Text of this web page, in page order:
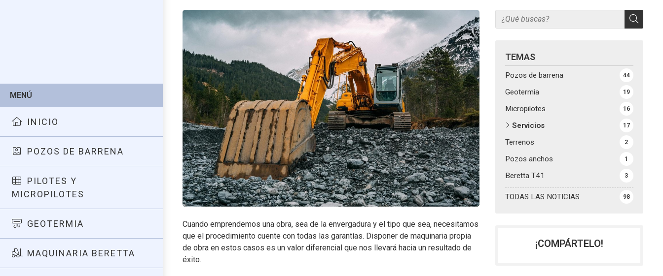
MENÚ
INICIO
POZOS DE BARRENA
PILOTES Y
MICROPILOTES
GEOTERMIA
MAQUINARIA BERETTA
TEMAS
TODAS LAS NOTICIAS 98
Pozos de barrena 44
Geotermia 19
Micropilotes 16
Servicios 17
Terrenos 2
Pozos anchos 1
Beretta T41 3
Cuando emprendemos una obra, sea de la envergadura y el tipo que sea, necesitamos
que el procedimiento cuente con todas las garantías. Disponer de maquinaria propia
de obra en estos casos es un valor diferencial que nos llevará hacia un resultado de
éxito.
¡COMPÁRTELO!